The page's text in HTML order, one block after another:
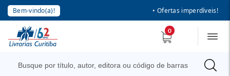
Bem-vindo(a)! • Ofertas imperdíveis!
0